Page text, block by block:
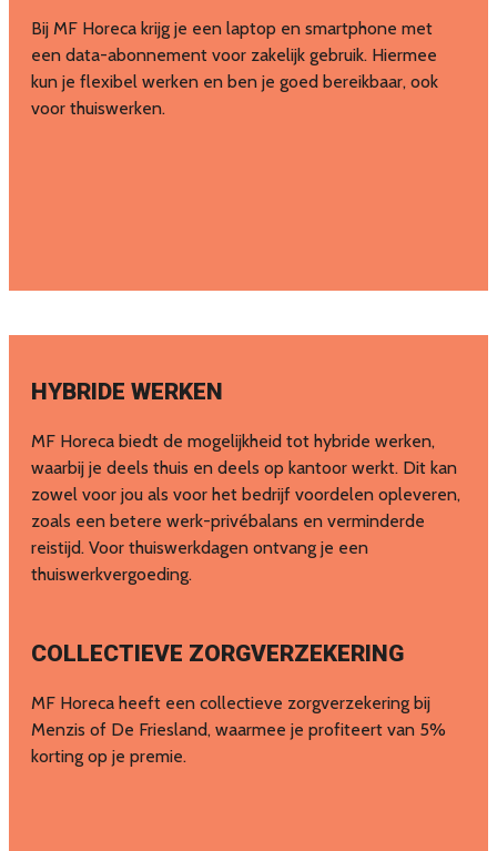
Bij MF Horeca krijg je een laptop en smartphone met
een data-abonnement voor zakelijk gebruik. Hiermee
kun je flexibel werken en ben je goed bereikbaar, ook
voor thuiswerken.
HYBRIDE WERKEN
MF Horeca biedt de mogelijkheid tot hybride werken,
waarbij je deels thuis en deels op kantoor werkt. Dit kan
zowel voor jou als voor het bedrijf voordelen opleveren,
zoals een betere werk-privébalans en verminderde
reistijd. Voor thuiswerkdagen ontvang je een
thuiswerkvergoeding.
COLLECTIEVE ZORGVERZEKERING
MF Horeca heeft een collectieve zorgverzekering bij
Menzis of De Friesland, waarmee je profiteert van 5%
korting op je premie.